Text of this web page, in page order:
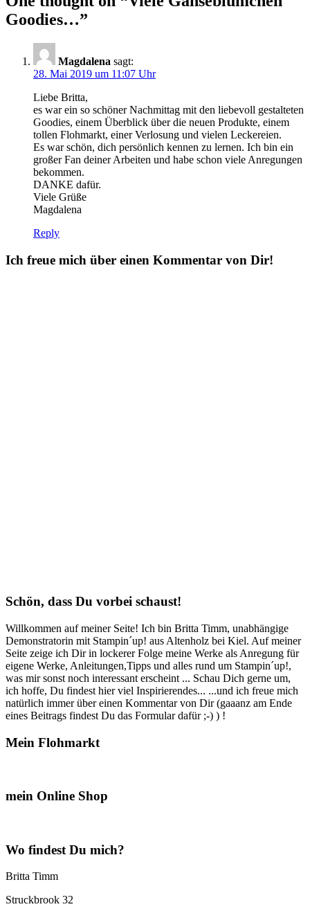
Goodies…”
Magdalena sagt:
28. Mai 2019 um 11:07 Uhr
Liebe Britta,
es war ein so schöner Nachmittag mit den liebevoll gestalteten
Goodies, einem Überblick über die neuen Produkte, einem
tollen Flohmarkt, einer Verlosung und vielen Leckereien.
Es war schön, dich persönlich kennen zu lernen. Ich bin ein
großer Fan deiner Arbeiten und habe schon viele Anregungen
bekommen.
DANKE dafür.
Viele Grüße
Magdalena
Reply
Ich freue mich über einen Kommentar von Dir!
Schön, dass Du vorbei schaust!
Willkommen auf meiner Seite! Ich bin Britta Timm, unabhängige
Demonstratorin mit Stampin´up! aus Altenholz bei Kiel. Auf meiner
Seite zeige ich Dir in lockerer Folge meine Werke als Anregung für
eigene Werke, Anleitungen,Tipps und alles rund um Stampin´up!,
was mir sonst noch interessant erscheint ... Schau Dich gerne um,
ich hoffe, Du findest hier viel Inspirierendes... ...und ich freue mich
natürlich immer über einen Kommentar von Dir (gaaanz am Ende
eines Beitrags findest Du das Formular dafür ;-) ) !
Mein Flohmarkt
mein Online Shop
Wo findest Du mich?
Britta Timm
Struckbrook 32